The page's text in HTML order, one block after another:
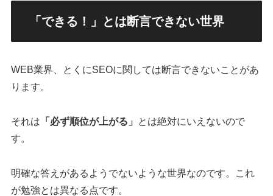
「できる！」とは断言できない世界
WEB業界、とくにSEOに関しては断言できないことがあ
ります。
それは 「必ず順位が上がる」
とは絶対にいえないので
す。
明確な答えがあるようでないような世界なのです。これ
が勉強とは異なる点です。